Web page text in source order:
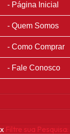
Página Inicial
Quem Somos
Como Comprar
Fale Conosco
x Filtre sua Pesquisa: